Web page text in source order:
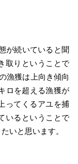
が続いていると聞
取りということで
漁獲は上向き傾向
ロを超える漁獲が
ってくるアユを捕
いるということで
いと思います。